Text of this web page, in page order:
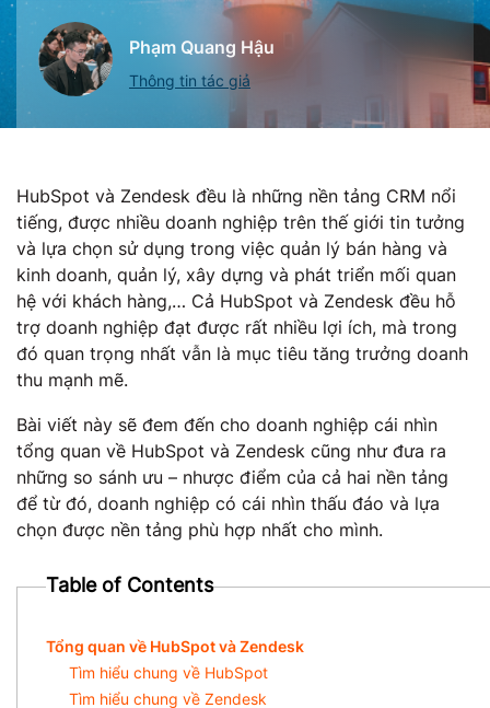
Phạm Quang Hậu
Thông tin tác giả
HubSpot và Zendesk đều là những nền tảng CRM nổi
tiếng, được nhiều doanh nghiệp trên thế giới tin tưởng
và lựa chọn sử dụng trong việc quản lý bán hàng và
kinh doanh, quản lý, xây dựng và phát triển mối quan
hệ với khách hàng,… Cả HubSpot và Zendesk đều hỗ
trợ doanh nghiệp đạt được rất nhiều lợi ích, mà trong
đó quan trọng nhất vẫn là mục tiêu tăng trưởng doanh
thu mạnh mẽ.
Bài viết này sẽ đem đến cho doanh nghiệp cái nhìn
tổng quan về HubSpot và Zendesk cũng như đưa ra
những so sánh ưu – nhược điểm của cả hai nền tảng
để từ đó, doanh nghiệp có cái nhìn thấu đáo và lựa
chọn được nền tảng phù hợp nhất cho mình.
Table of Contents
Tổng quan về HubSpot và Zendesk
Tìm hiểu chung về HubSpot
Tìm hiểu chung về Zendesk